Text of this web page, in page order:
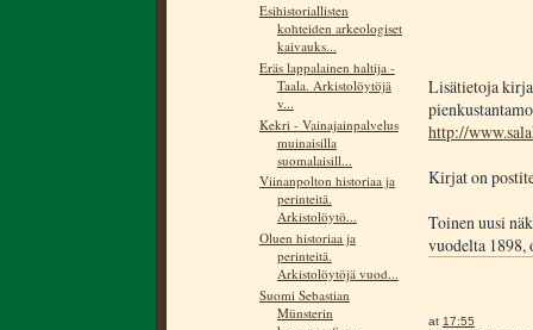
Esihistoriallisten
kohteiden arkeologiset
kaivauks...
Eräs lappalainen haltija -
Taala. Arkistolöytöjä
v...
Kekri - Vainajainpalvelus
muinaisilla
suomalaisill...
Viinanpolton historiaa ja
perinteitä.
Arkistolöytö...
Oluen historiaa ja
perinteitä.
Arkistolöytöjä vuod...
Suomi Sebastian
Münsterin
Lisätietoja
http://
Kirjat on
Toinen uusi
vuodelta 1898,
at 17:55